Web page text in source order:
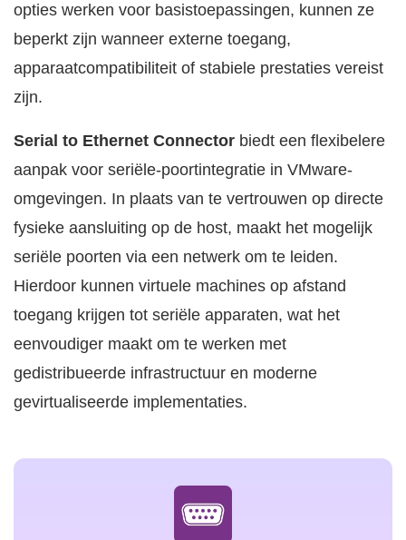
opties werken voor basistoepassingen, kunnen ze
beperkt zijn wanneer externe toegang,
apparaatcompatibiliteit of stabiele prestaties vereist
zijn.
Serial to Ethernet Connector biedt een flexibelere
aanpak voor seriële-poortintegratie in VMware-
omgevingen. In plaats van te vertrouwen op directe
fysieke aansluiting op de host, maakt het mogelijk
seriële poorten via een netwerk om te leiden.
Hierdoor kunnen virtuele machines op afstand
toegang krijgen tot seriële apparaten, wat het
eenvoudiger maakt om te werken met
gedistribueerde infrastructuur en moderne
gevirtualiseerde implementaties.